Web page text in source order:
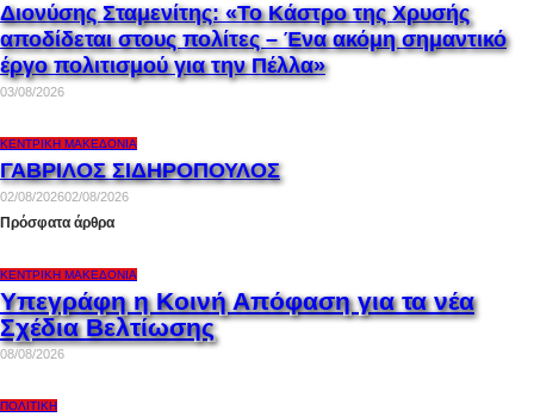
Διονύσης Σταμενίτης: «Το Κάστρο της Χρυσής
αποδίδεται στους πολίτες – Ένα ακόμη σημαντικό
έργο πολιτισμού για την Πέλλα»
03/08/2026
ΚΕΝΤΡΙΚΉ ΜΑΚΕΔΟΝΊΑ
ΓΑΒΡΙΛΟΣ ΣΙΔΗΡΟΠΟΥΛΟΣ
02/08/202602/08/2026
Πρόσφατα άρθρα
ΚΕΝΤΡΙΚΉ ΜΑΚΕΔΟΝΊΑ
Υπεγράφη η Κοινή Απόφαση για τα νέα
Σχέδια Βελτίωσης
08/08/2026
ΠΟΛΙΤΙΚΉ